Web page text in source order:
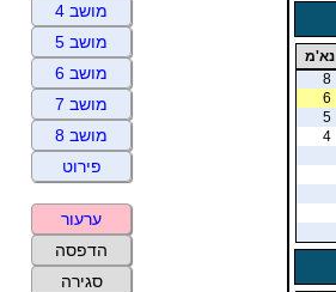
נא'מ
8
6
5
4
מושב 4
מושב 5
מושב 6
מושב 7
מושב 8
פירוט
ערעור
הדפסה
סגירה